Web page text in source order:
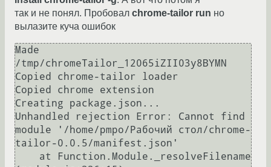
так и не понял. Пробовал chrome-tailor run но
вылазите куча ошибок
Made
/tmp/chromeTailor_12065iZII03y8BYMN
Copied chrome-tailor loader
Copied chrome extension
Creating package.json...
Unhandled rejection Error: Cannot find
module '/home/pmpo/Рабочий стол/chrome-
tailor-0.0.5/manifest.json'